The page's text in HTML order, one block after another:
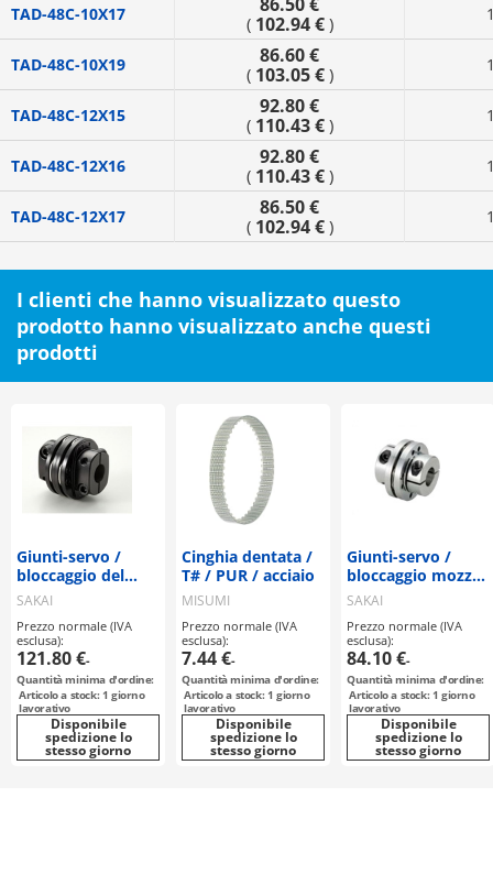
TAD-48C-10X17 86.50 €
( 102.94 €)
TAD-48C-10X19 86.60 €
( 103.05 €)
TAD-48C-12X15 92.80 €
( 110.43 €)
TAD-48C-12X16 92.80 €
( 110.43 €)
TAD-48C-12X17 86.50 €
( 102.94 €)
I clienti che hanno visualizzato questo
prodotto hanno visualizzato anche questi
prodotti
Giunti-servo /
bloccaggio del
mozzo / 2 dischi:
acciaio / TCD-B /
SAKAI
MANUFACTURING
SAKAI
MANUFACTURING
Prezzo normale (IVA
esclusa):
121.80 €-
Quantità minima d'ordine:
Articolo a stock: 1 giorno
lavorativo
Disponibile
spedizione lo
stesso giorno
Cinghia dentata /
T# / PUR / acciaio
MISUMI
Prezzo normale (IVA
esclusa):
7.44 €-
Quantità minima d'ordine:
Articolo a stock: 1 giorno
lavorativo
Disponibile
spedizione lo
stesso giorno
Giunti-servo /
bloccaggio mozzo
/ 1 disco: acciaio /
TAS-C / SAKAI
MANUFACTURING
SAKAI
MANUFACTURING
Prezzo normale (IVA
esclusa):
84.10 €-
Quantità minima d'ordine:
Articolo a stock: 1 giorno
lavorativo
Disponibile
spedizione lo
stesso giorno